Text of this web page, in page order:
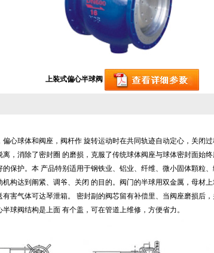
上装式偏心半球阀
心球体和阀座，阀杆作 旋转运动时在共同轨迹自动定心，关闭
，消除了密封圈 的磨损，克服了传统球体阀座与球体密封面始
保护。本 产品特别适用于钢铁业、铝业、纤维、微小固体顆粒、
构达到阐紧、调爷、关闭 的目的。阀门的半球用双金厲，母材
害气体可达琴泄箱。 密封副的阀芯留有补偿里、当阀座磨损后
球阀结构是上面 有个盖，可在管道上维修，方便省力。